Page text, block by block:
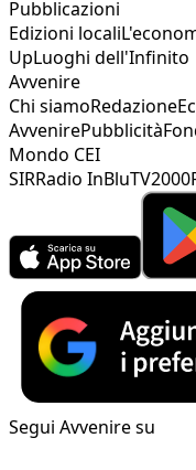
Pubblicazioni
Edizioni locali
UpLuoghi dell'Infinito
Avvenire
Chi siamoRedazione
AvvenirePubblicità
Mondo CEI
SIRRadio InBluTV2000
Segui Avvenire su